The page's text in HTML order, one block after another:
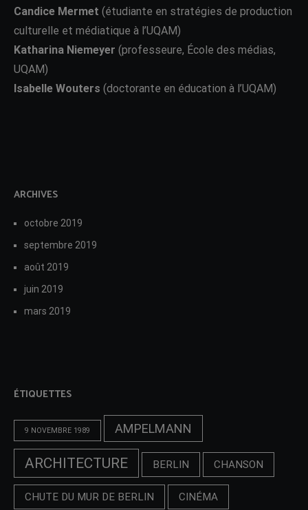
Candice Mermet (étudiante en stratégies de production
culturelle et médiatique à l’UQAM)
Katharina Niemeyer (professeure, École des médias,
UQAM)
Isabelle Wouters (doctorante en éducation à l’UQAM)
ARCHIVES
octobre 2019
septembre 2019
août 2019
juin 2019
mars 2019
ÉTIQUETTES
9 NOVEMBRE 1989 AMPELMANN
ARCHITECTURE BERLIN CHANSON
CHUTE DU MUR DE BERLIN CINÉMA